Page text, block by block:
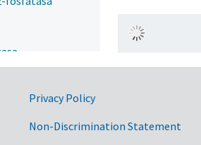
Privacy Policy
Non-Discrimination Statement